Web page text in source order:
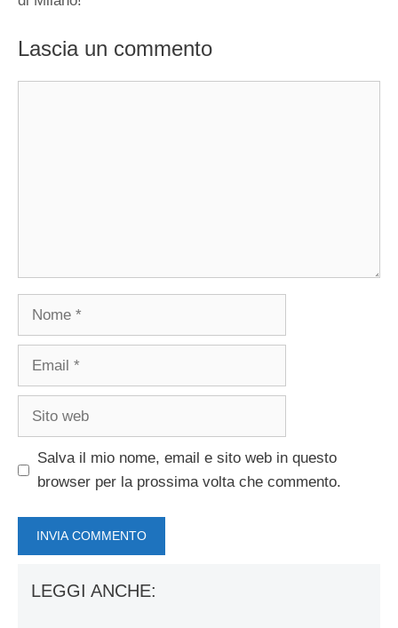
Lascia un commento
Nome
Email
Sito
Salva il mio nome, email e sito web in questo
browser per la prossima volta che commento.
LEGGI ANCHE: